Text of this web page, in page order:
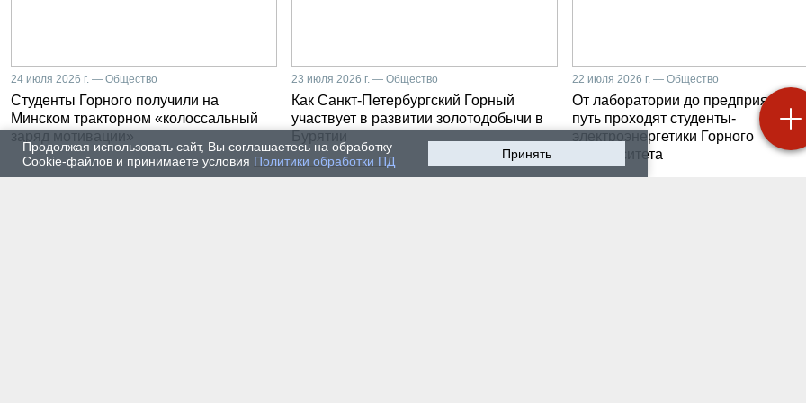
Продолжая использовать сайт, Вы соглашаетесь на обработку
Cookie-файлов и принимаете условия Политики обработки ПД Принять
24 июля 2026 г. — Общество
Студенты Горного получили на
Минском тракторном «колоссальный
заряд мотивации»
23 июля 2026 г. — Общество
Как Санкт-Петербургский Горный
участвует в развитии золотодобычи в
Бурятии
22 июля 2026 г. — Общество
От лаборатории до предприятия:
путь проходят студенты-
электроэнергетики Горного
университета